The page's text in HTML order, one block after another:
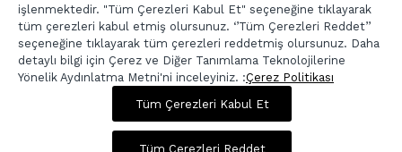
497,00 TL 1.989,00 TL
Sepette %20 İndirim
Copyright © 2026, Berr-In.com, Tüm Hakları Saklıdır.
Tüm Çerezleri Kabul Et
işlenmektedir. "Tüm Çerezleri Kabul Et" seçeneğine tıklayarak
tüm çerezleri kabul etmiş olursunuz. ‘’Tüm Çerezleri Reddet’’
seçeneğine tıklayarak tüm çerezleri reddetmiş olursunuz. Daha
detaylı bilgi için Çerez ve Diğer Tanımlama Teknolojilerine
Yönelik Aydınlatma Metni'ni inceleyiniz. :Çerez Politikası
Tüm Çerezleri Reddet